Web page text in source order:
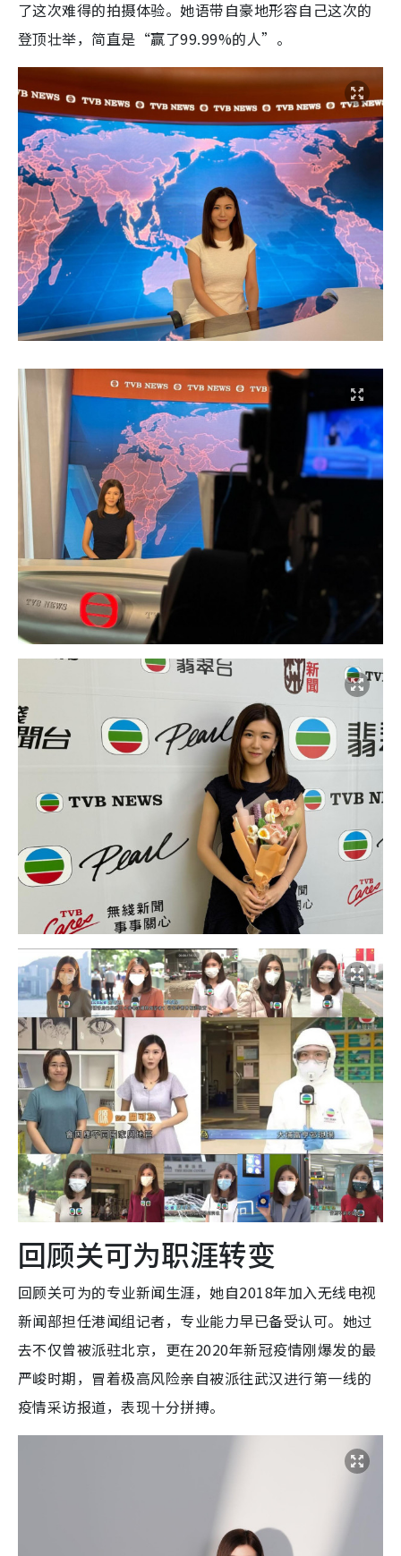
了这次难得的拍摄体验。她语带自豪地形容自己这次的
登顶壮举，简直是“赢了99.99%的人”。
回顾关可为职涯转变
回顾关可为的专业新闻生涯，她自2018年加入无线电视
新闻部担任港闻组记者，专业能力早已备受认可。她过
去不仅曾被派驻北京，更在2020年新冠疫情刚爆发的最
严峻时期，冒着极高风险亲自被派往武汉进行第一线的
疫情采访报道，表现十分拼搏。